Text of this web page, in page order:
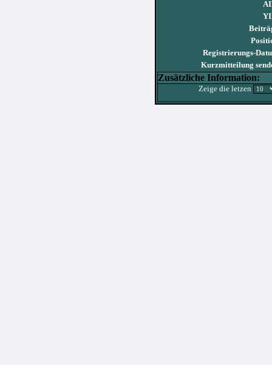
Registrierungs-
Kurzmitteilung
Zusätzliche Information:
Zeige die letzen